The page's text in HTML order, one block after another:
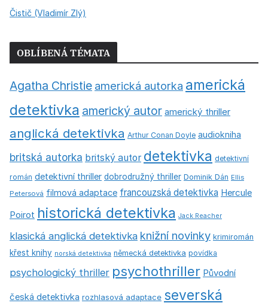
Čistič (Vladimír Zlý)
OBLÍBENÁ TÉMATA
Agatha Christie americká autorka americká
detektivka americký autor americký thriller
anglická detektivka Arthur Conan Doyle audiokniha
britská autorka britský autor detektivka detektivní
román detektivní thriller dobrodružný thriller Dominik Dán Ellis
Petersová filmová adaptace francouzská detektivka Hercule
Poirot historická detektivka Jack Reacher
klasická anglická detektivka knižní novinky krimiromán
křest knihy norská detektivka německá detektivka povídka
psychologický thriller psychothriller Původní
česká detektivka rozhlasová adaptace severská